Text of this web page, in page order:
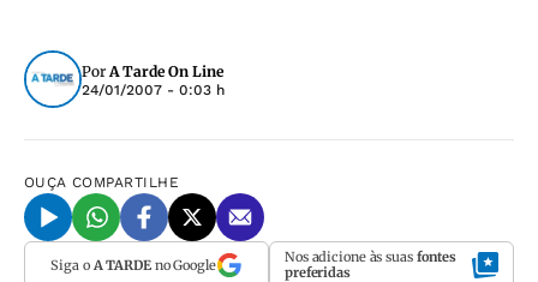
PorA Tarde On Line
24/01/2007 - 0:03 h
OUÇA COMPARTILHE
Siga o A TARDEno Google Nos adicione às suas fontes
preferidas